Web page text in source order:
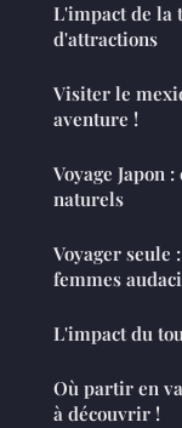
L'impact de la
d'attractions
Visiter le
aventure !
Voyage Japon
naturels
Voyager seule
femmes
L'impact du
Où partir en
à découvrir !